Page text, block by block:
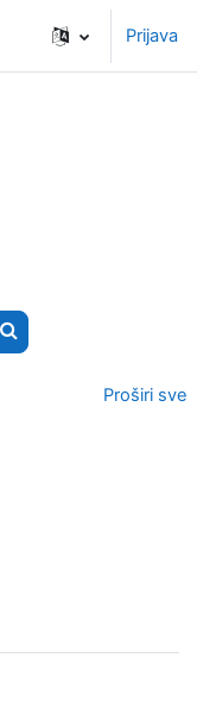
Prijava
Pretraži e-kolegije
Proširi sve